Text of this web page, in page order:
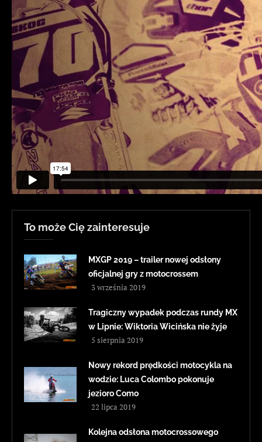
To może Cię zainteresuje
MXGP 2019 – trailer nowej odsłony
oficjalnej gry z motocrossem
3 września 2019
Tragiczny wypadek podczas rundy MX
w Lipnie: Wiktoria Wicińska nie żyje
5 sierpnia 2019
Nowy rekord prędkości motocykla na
wodzie: Luca Colombo pokonuje
jezioro Como
22 lipca 2019
Kolejna odsłona motocrossowego